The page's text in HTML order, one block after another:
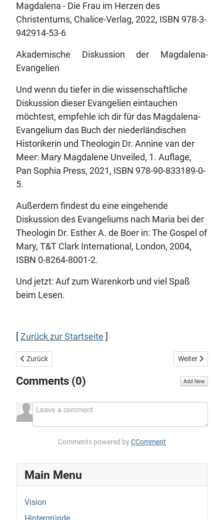
Magdalena - Die Frau im Herzen des
Christentums, Chalice-Verlag, 2022, ISBN 978-3-
942914-53-6
Akademische Diskussion der Magdalena-
Evangelien
Und wenn du tiefer in die wissenschaftliche
Diskussion dieser Evangelien eintauchen
möchtest, empfehle ich dir für das Magdalena-
Evangelium das Buch der niederländischen
Historikerin und Theologin Dr. Annine van der
Meer: Mary Magdalene Unveiled, 1. Auflage,
Pan Sophia Press, 2021, ISBN 978-90-833189-0-
5.
Außerdem findest du eine eingehende
Diskussion des Evangeliums nach Maria bei der
Theologin Dr. Esther A. de Boer in: The Gospel of
Mary, T&T Clark International, London, 2004,
ISBN 0-8264-8001-2.
Und jetzt: Auf zum Warenkorb und viel Spaß
beim Lesen.
[Zurück zur Startseite ]
Vorheriger Beitrag: Wenn dem Glauben die Liebe fehlt...
Zurück Nächster
Weiter
Comments (0) Add New
Comments powered byCComment
Main Menu
Vision